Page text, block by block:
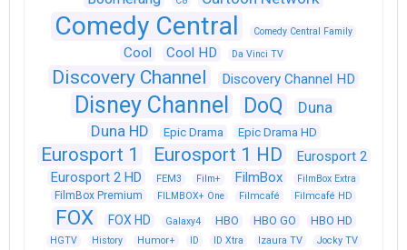
Comedy Central Comedy Central Family
Cool Cool HD Da Vinci TV
Discovery Channel Discovery Channel HD
Disney Channel DoQ
Duna
Duna HD
Epic Drama Epic Drama HD
Eurosport 1 Eurosport 1 HD
Eurosport 2
Eurosport 2 HD
FEM3 Film+ FilmBox FilmBox Extra
FilmBox Premium FILMBOX+ One Filmcafé Filmcafé HD
FOX FOX HD Galaxy4 HBO HBO GO HBO HD
HGTV History Humor+ ID ID Xtra Izaura TV
Jocky TV